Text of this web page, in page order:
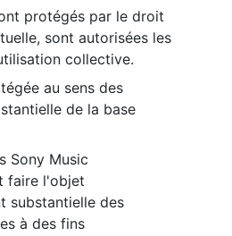
protégés par le droit
sont autorisées les
collective.
au sens des
de la base
Sony Music
faire l'objet
substantielle des
à des fins